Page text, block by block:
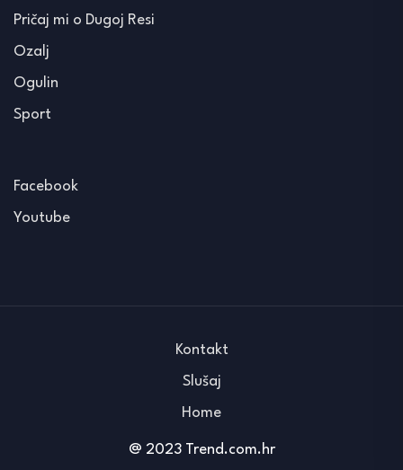
Pričaj mi o Dugoj Resi
Ozalj
Ogulin
Sport
Facebook
Youtube
@ 2023 Trend.com.hr
Kontakt
Slušaj
Home